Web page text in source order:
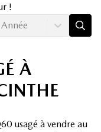
!
Année
À
usagé à vendre au